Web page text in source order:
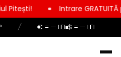
/ € = — LEI $ = — LEI
Intrare GRATUITĂ pentru copii,